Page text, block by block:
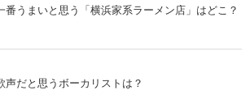
番うまいと思う「横浜家系ラーメン店」はどこ？
声だと思うボーカリストは？